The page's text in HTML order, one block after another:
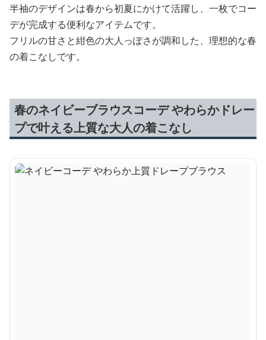
半袖のデザインは春から初夏にかけて活躍し、一枚でコー
デが完成する便利なアイテムです。
フリルの甘さと紺色の大人っぽさが調和した、理想的な春
の着こなしです。
春のネイビーブラウスコーデ やわらかドレー
プで叶える上質な大人の着こなし